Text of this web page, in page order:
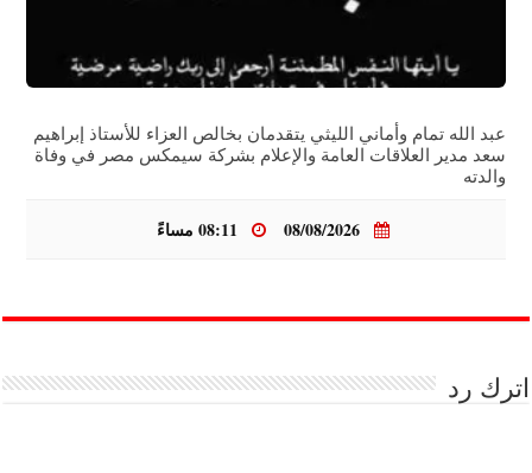
عبد الله تمام وأماني الليثي يتقدمان بخالص العزاء للأستاذ إبراهيم
سعد مدير العلاقات العامة والإعلام بشركة سيمكس مصر في وفاة
والدته
اترك رد